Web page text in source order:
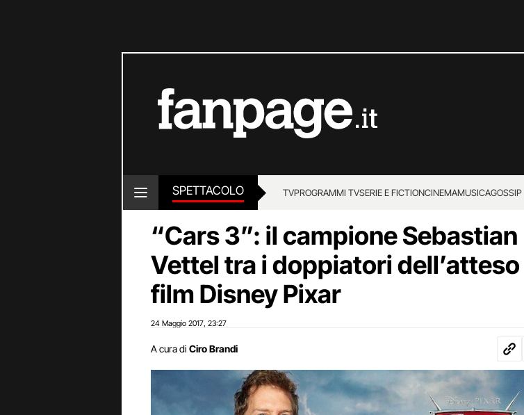
SPETTACOLO TVPROGRAMMI TVSERIE E FICTIONCINEMAMUSICAGOSSIP
“Cars 3”: il campione Sebastian
Vettel tra i doppiatori dell’atteso
film Disney Pixar
24 Maggio 2017 23:27
A cura di Ciro Brandi